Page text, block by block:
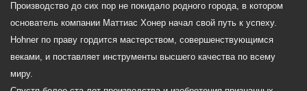
Производство до сих пор не покидало родного города, в котором
основатель компании Маттиас Хонер начал свой путь к успеху.
Hohner по праву гордится мастерством, совершенствующимся
веками, и поставляет инструменты высшего качества по всему
миру.